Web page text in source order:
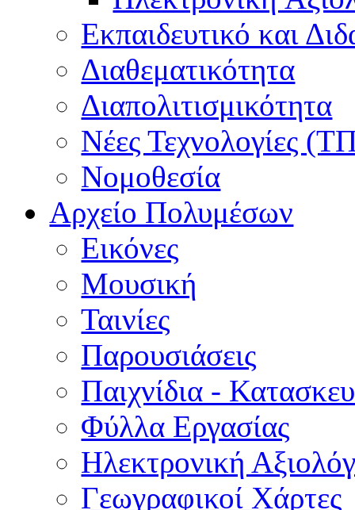
Εκπαιδευτικό και
Διαθεματικότητα
Διαπολιτισμικότητα
Νέες Τεχνολογίες
Νομοθεσία
Αρχείο Πολυμέσων
Εικόνες
Μουσική
Ταινίες
Παρουσιάσεις
Παιχνίδια -
Φύλλα Εργασίας
Ηλεκτρονική
Γεωγραφικοί Χάρτες